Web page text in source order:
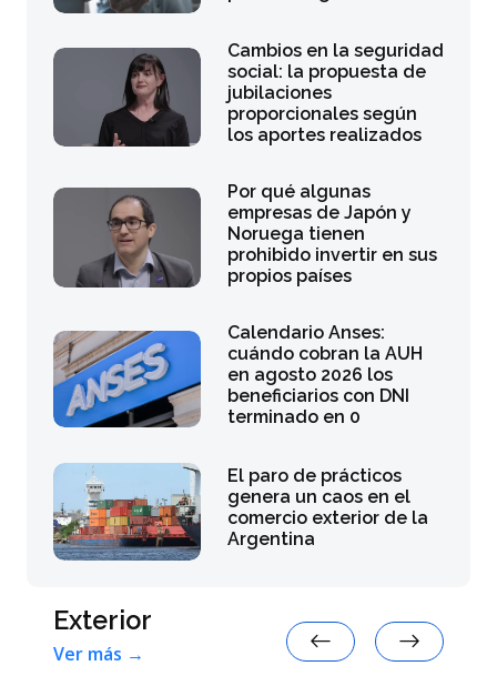
Cambios en la seguridad
social: la propuesta de
jubilaciones
proporcionales según
los aportes realizados
Por qué algunas
empresas de Japón y
Noruega tienen
prohibido invertir en sus
propios países
Calendario Anses:
cuándo cobran la AUH
en agosto 2026 los
beneficiarios con DNI
terminado en 0
El paro de prácticos
genera un caos en el
comercio exterior de la
Argentina
Exterior
Ver más →